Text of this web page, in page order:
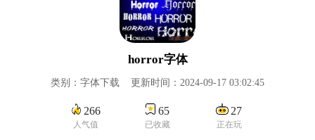
horror字体
类别：字体下载 更新时间：2024-09-17 03:02:45
266
人气值
65
已收藏
27
正在玩